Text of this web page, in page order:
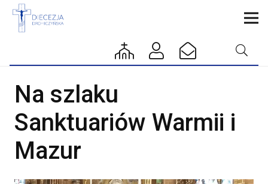
Na szlaku
Sanktuariów Warmii i
Mazur